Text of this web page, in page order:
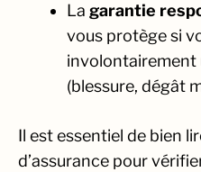
La garantie
vous protège si
involontairement
(blessure, dégât
Il est essentiel de bien
d’assurance pour